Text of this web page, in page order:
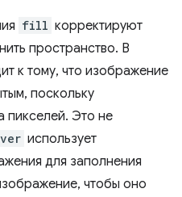
fill корректируют
пространство. В
к тому, что изображение
поскольку
пикселей. Это не
использует
для заполнения
чтобы оно